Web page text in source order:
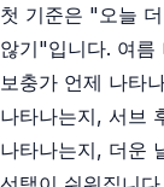
첫 기준은 "오늘
않기"입니다. 여름
보충가 언제 나타
나타나는지, 서브
나타나는지, 더운